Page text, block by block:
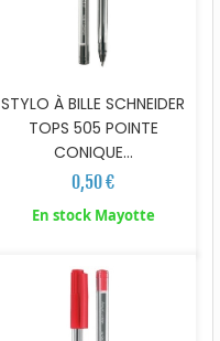
STYLO À BILLE SCHNEIDER
TOPS 505 POINTE
CONIQUE...
0,50 €
En stock Mayotte